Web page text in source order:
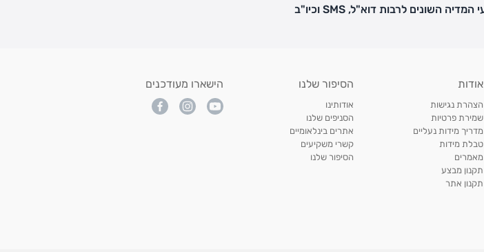
אודות
הצהרת נגישות
שמירת פרטיות
מדריך מידות נעליים
טבלת מידות
מאמרים
תקנון מבצע
תקנון אתר
הסיפור שלנו
אודותינו
הסניפים שלנו
אתרים בינלאומיים
קשרי משקיעים
הסיפור שלנו
הישארו מעודכנים